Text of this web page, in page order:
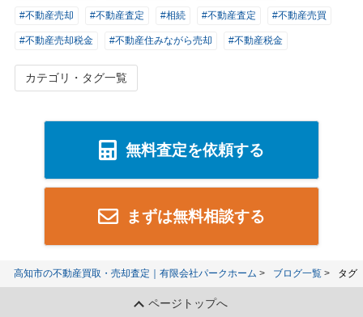
#不動産売却 #不動産査定 #相続 #不動産査定 #不動産売買
#不動産売却税金 #不動産住みながら売却 #不動産税金
カテゴリ・タグ一覧
無料査定を依頼する
まずは無料相談する
高知市の不動産買取・売却査定｜有限会社パークホーム ブログ一覧 タグ
ページトップへ